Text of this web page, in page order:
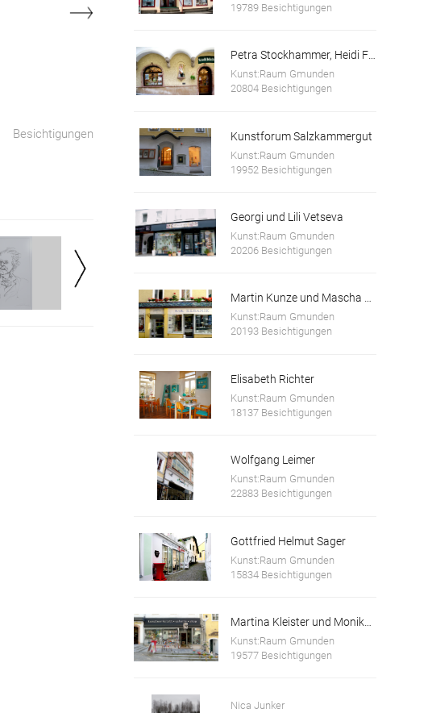
Besichtigungen
19789 Besichtigungen
Petra Stockhammer, Heidi Forstinger
Kunst:Raum Gmunden
20804 Besichtigungen
Kunstforum Salzkammergut
Kunst:Raum Gmunden
19952 Besichtigungen
Georgi und Lili Vetseva
Kunst:Raum Gmunden
20206 Besichtigungen
Martin Kunze und Mascha Kosareva
Kunst:Raum Gmunden
20193 Besichtigungen
Elisabeth Richter
Kunst:Raum Gmunden
18137 Besichtigungen
Wolfgang Leimer
Kunst:Raum Gmunden
22883 Besichtigungen
Gottfried Helmut Sager
Kunst:Raum Gmunden
15834 Besichtigungen
Kunst:Raum Gmunden
19577 Besichtigungen
Nica Junker